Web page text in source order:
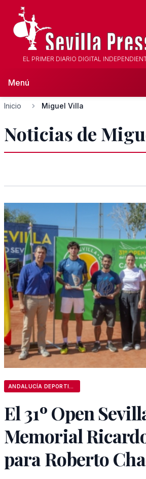
EL PRIMER DIARIO DIGITAL
Menú
Inicio Miguel Villa
Noticias de
El 31º Open
Memorial
para Roberto